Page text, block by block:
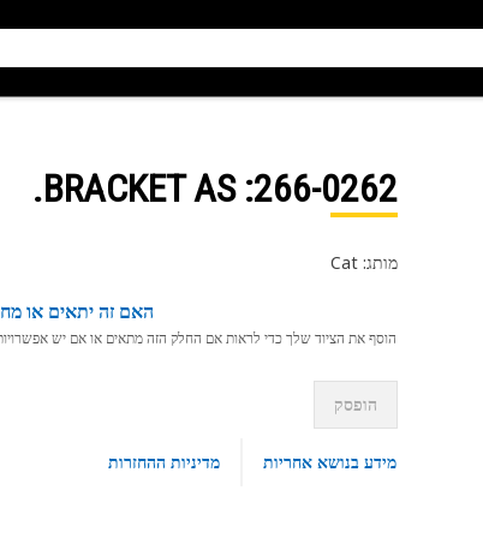
266-0262
: BRACKET AS.
מותג: Cat
האם זה יתאים או
הוסף את הציוד שלך כדי לראות אם החלק הזה מתאים או אם יש אפשרויות
הופסק
מידע בנושא אחריות מדיניות ההחזרות